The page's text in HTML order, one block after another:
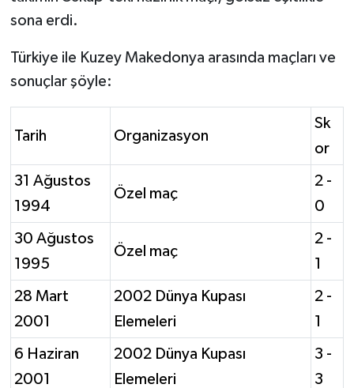
sona erdi.
Türkiye ile Kuzey Makedonya arasında maçları ve
sonuçlar şöyle:
Tarih Organizasyon
Sk
or
31 Ağustos
1994
Özel maç
2 -
0
30 Ağustos
1995
Özel maç
2 -
1
28 Mart
2001
2002 Dünya Kupası
Elemeleri
2 -
1
6 Haziran
2001
2002 Dünya Kupası
Elemeleri
3 -
3